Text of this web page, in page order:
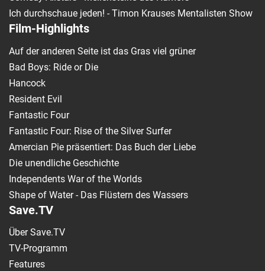
Ich durchschaue jeden! - Timon Krauses Mentalisten Show
Film-Highlights
Auf der anderen Seite ist das Gras viel grüner
Bad Boys: Ride or Die
Hancock
Resident Evil
Fantastic Four
Fantastic Four: Rise of the Silver Surfer
Amercian Pie präsentiert: Das Buch der Liebe
Die unendliche Geschichte
Independents War of the Worlds
Shape of Water - Das Flüstern des Wassers
Save.TV
Über Save.TV
TV-Programm
Features